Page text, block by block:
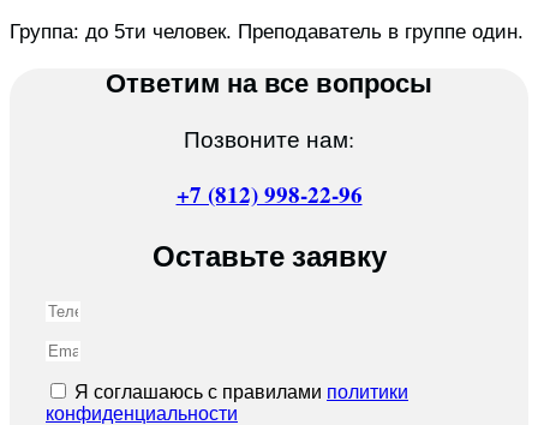
Группа: до 5ти человек. Преподаватель в группе один.
Ответим на все вопросы
Позвоните нам:
+7 (812) 998-22-96
Оставьте заявку
Я соглашаюсь с правилами политики
конфиденциальности